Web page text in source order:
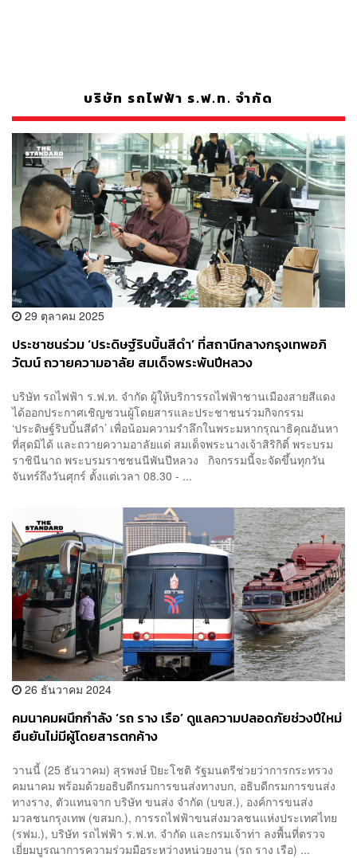
บริษัท รถไฟฟ้า ร.ฟ.ท. จำกัด
29 ตุลาคม 2025
ประชาชนร่วม ‘ประดิษฐ์ริบบิ้นสีดำ’ ที่สถานีกลางกรุงเทพอภิ
วัฒน์ ถวายความอาลัย สมเด็จพระพันปีหลวง
บริษัท รถไฟฟ้า ร.ฟ.ท. จำกัด ผู้ให้บริการรถไฟฟ้าชานเมืองสายสีแดง
ได้ออกประกาศเชิญชวนผู้โดยสารและประชาชนร่วมกิจกรรม
‘ประดิษฐ์ริบบิ้นสีดำ’ เพื่อน้อมความรำลึกในพระมหากรุณาธิคุณอันหา
ที่สุดมิได้ และถวายความอาลัยแด่ สมเด็จพระนางเจ้าสิริกิติ์ พระบรม
ราชินีนาถ พระบรมราชชนนีพันปีหลวง กิจกรรมนี้จะจัดขึ้นทุกวัน
จันทร์ถึงวันศุกร์ ตั้งแต่เวลา 08.30 - ...
26 ธันวาคม 2024
คมนาคมผนึกกำลัง ‘รถ ราง เรือ’ ดูแลความปลอดภัยช่วงปีใหม่
ยืนยันไม่มีผู้โดยสารตกค้าง
วานนี้ (25 ธันวาคม) สุรพงษ์ ปิยะโชติ รัฐมนตรีช่วยว่าการกระทรวง
คมนาคม พร้อมด้วยอธิบดีกรมการขนส่งทางบก, อธิบดีกรมการขนส่ง
ทางราง, ตัวแทนจาก บริษัท ขนส่ง จำกัด (บขส.), องค์การขนส่ง
มวลชนกรุงเทพ (ขสมก.), การรถไฟฟ้าขนส่งมวลชนแห่งประเทศไทย
(รฟม.), บริษัท รถไฟฟ้า ร.ฟ.ท. จำกัด และกรมเจ้าท่า ลงพื้นที่ตรวจ
เยี่ยมบูรณาการความร่วมมือระหว่างหน่วยงาน (รถ ราง เรือ) ...